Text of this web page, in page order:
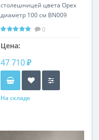
столешницей цвета Орех
диаметр 100 см BN009
0
Цена:
47 710 ₽
На складе